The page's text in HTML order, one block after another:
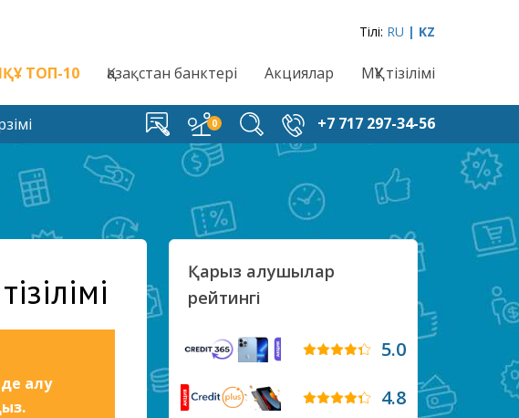
Тілі: RU | KZ
ТОП-10 Қазақстан банктері Акциялар МҚҰ тізілімі
+7 717 297-34-56
алу
Қарыз алушылар
рейтингі
5.0
4.8